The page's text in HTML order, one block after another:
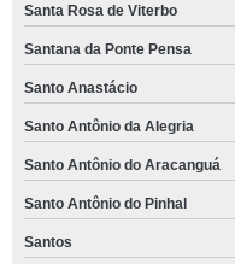
Santa Rosa de Viterbo
Santana da Ponte Pensa
Santo Anastácio
Santo Antônio da Alegria
Santo Antônio do Aracanguá
Santo Antônio do Pinhal
Santos